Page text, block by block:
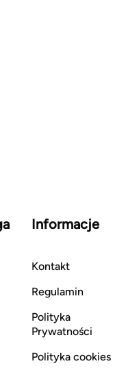
Informacje
Kontakt
Regulamin
Polityka
Prywatności
Polityka cookies